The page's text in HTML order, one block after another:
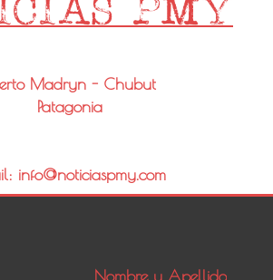
Madryn - Chubut
Patagonia
info@noticiaspmy.com